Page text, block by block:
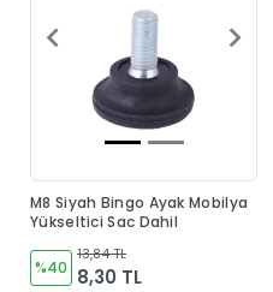
M8 Siyah Bingo Ayak Mobilya
Yükseltici Sac Dahil
%40
13,84 TL
8,30 TL